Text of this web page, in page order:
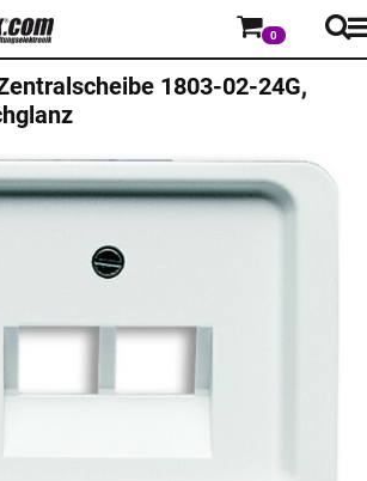
0
1803-02-24G,